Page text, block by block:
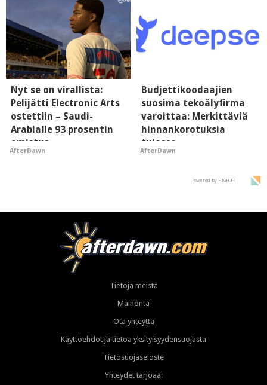
Nyt se on virallista:
Pelijätti Electronic Arts
ostettiin – Saudi-
Arabialle 93 prosentin
omistus
AfterDawn
Budjettikoodaajien
suosima tekoälyfirma
varoittaa: Merkittäviä
hinnankorotuksia
tulossa
AfterDawn
Powered by HIGH.FI
Tietoja meistä
Mainonta
Ota yhteyttä
Käyttöehdot ja tietoa yksityisyydensuojasta
Tietosuojaseloste
Yhteydet tarjoaa: